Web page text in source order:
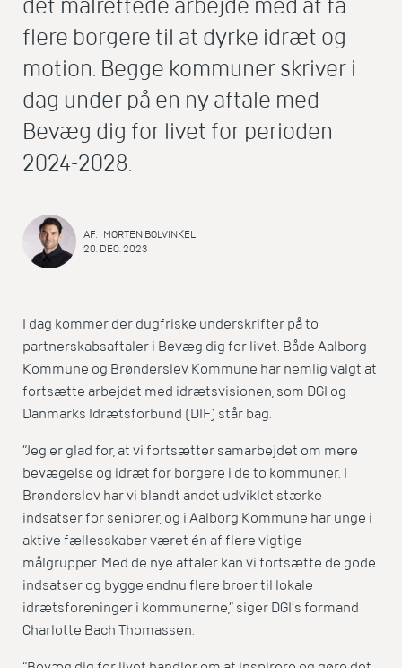
flere borgere til at dyrke idræt og
motion. Begge kommuner skriver i
dag under på en ny aftale med
Bevæg dig for livet for perioden
2024-2028.
AF: MORTEN BOLVINKEL
20. DEC. 2023
I dag kommer der dugfriske underskrifter på to
partnerskabsaftaler i Bevæg dig for livet. Både Aalborg
Kommune og Brønderslev Kommune har nemlig valgt at
fortsætte arbejdet med idrætsvisionen, som DGI og
Danmarks Idrætsforbund (DIF) står bag.
”Jeg er glad for, at vi fortsætter samarbejdet om mere
bevægelse og idræt for borgere i de to kommuner. I
Brønderslev har vi blandt andet udviklet stærke
indsatser for seniorer, og i Aalborg Kommune har unge i
aktive fællesskaber været én af flere vigtige
målgrupper. Med de nye aftaler kan vi fortsætte de gode
indsatser og bygge endnu flere broer til lokale
idrætsforeninger i kommunerne,” siger DGI’s formand
Charlotte Bach Thomassen.